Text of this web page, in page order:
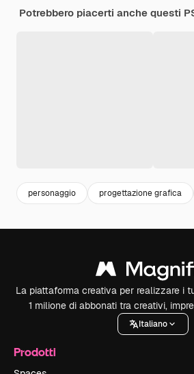
Potrebbero piacerti anche questi
personaggio progettazione grafica
La piattaforma creativa per realizzare i
1 milione di abbonati tra creativi,
Italiano
Prodotti